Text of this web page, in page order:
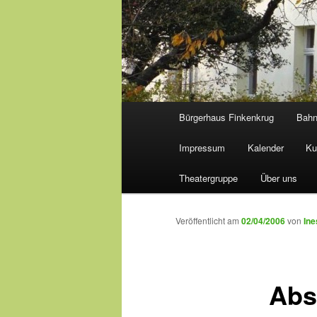
Bürgerhaus Finkenkrug
Impressum Kalender
Theatergruppe Über uns
Veröffentlicht am 02/04/2006von